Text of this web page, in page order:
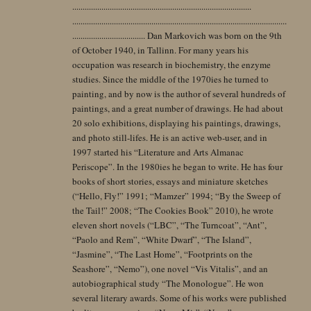
......................................................................................
.......................................................................................................
................................... Dan Markovich was born on the 9th
of October 1940, in Tallinn. For many years his
occupation was research in biochemistry, the enzyme
studies. Since the middle of the 1970ies he turned to
painting, and by now is the author of several hundreds of
paintings, and a great number of drawings. He had about
20 solo exhibitions, displaying his paintings, drawings,
and photo still-lifes. He is an active web-user, and in
1997 started his “Literature and Arts Almanac
Periscope”. In the 1980ies he began to write. He has four
books of short stories, essays and miniature sketches
(“Hello, Fly!” 1991; “Mamzer” 1994; “By the Sweep of
the Tail!” 2008; “The Cookies Book” 2010), he wrote
eleven short novels (“LBC”, “The Turncoat”, “Ant”,
“Paolo and Rem”, “White Dwarf”, “The Island”,
“Jasmine”, “The Last Home”, “Footprints on the
Seashore”, “Nemo”), one novel “Vis Vitalis”, and an
autobiographical study “The Monologue”. He won
several literary awards. Some of his works were published